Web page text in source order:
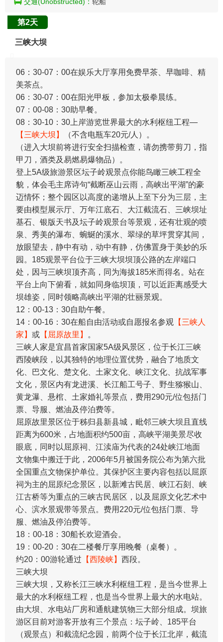
交通(Unobstructed)： 轮船
第2天
三峡大坝
​06：30-07：00在娱乐大厅享用免费早茶、早咖啡、精
美茶点。
06：30-07：00在阳光甲板，参加太极拳晨练。
07：00-08：30助早餐。
08：30-10：30上岸游览世界最大的水利枢纽工程—
【三峡大坝】
（不含电瓶车20元/人）。
（进入大坝前将进行安全扫描检查，请勿携带剪刀，指
甲刀，酒类及易燃易爆物品）。
登上5A级旅游景区坛子岭观景点你能鸟瞰三峡工程全
貌，体会毛主席诗句“截断巫山云雨，高峡出平湖”的豪
迈情怀；整个园区以高度的递增从上至下分为三层，主
要由模型展示厅、万年江底石、大江截流石、三峡坝址
基石、银版天书及坛子岭观景台等景观，还有壮观的喷
泉、秀美的瀑布、蜿蜒的溪水、翠绿的草坪贯穿其间，
放眼望去，静中有动，动中有静，仿佛置身于美妙的乐
园。185观景平台位于三峡大坝坝顶公路的左岸端口
处，因与三峡坝顶齐高，同为海拔185米而得名。站在
平台上向下俯看，就如同身临坝顶，可以近距离感受大
坝雄姿，同时领略高峡出平湖的壮丽景观。
12：00-13：30自助午餐。
14：00-16：30在船自由活动或自愿报名参观 【三峡人
家】 或 【屈原故里】
。
三峡人家是宜昌首家国家5A级风景区，位于长江三峡
西陵峡段，以其独特的地理位置优势，融合了地质文
化、巴文化、楚文化、土家文化、峡江文化、抗战军事
文化，景区内有龙进溪、长江船工号子、野生猕猴山、
黄龙瀑、悬棺、土家婚礼等景点，费用290元/位包括门
票、导服、燃油及停泊费等。
屈原故里景区位于秭归县新县城，毗邻三峡大坝且直线
距离为600米，占地面积约500亩，高峡平湖美景尽收
眼底，同时以屈原祠、江渎庙为代表的24处峡江地面
文物集中搬迁于此，2006年5月被国务院公布为第六批
全国重点文物保护单位。其保护区主要内容包括以屈原
祠为主的屈原纪念景区，以新滩古民居、峡江石刻、峡
江古桥等为重点的三峡古民居区，以及屈原文化艺术中
心、滨水景观带等景点。费用220元/位包括门票、导
服、燃油及停泊费等。
18：00-18：30船长欢迎酒会。
19：00-20：30在二楼餐厅享用晚餐（桌餐）。
约20：00游轮通过 【西陵峡】 西段。
三峡大坝
三峡大坝，又称长江三峡水利枢纽工程，是当今世界上
最大的水利枢纽工程，也是当今世界上最大的水电站。
由大坝、水电站厂房和通航建筑物三大部分组成。坝旅
游区目前对游客开放有三个景点：坛子岭、185平台
（观景点）和截流纪念园，前两个位于长江北岸，截流